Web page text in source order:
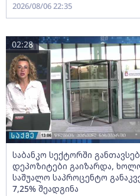
2026/08/06 22:35
საბანკო სექტორში
დეპოზიტები გაიზარდა,
საშუალო საპროცენტო
7,25% შეადგინა
02:28